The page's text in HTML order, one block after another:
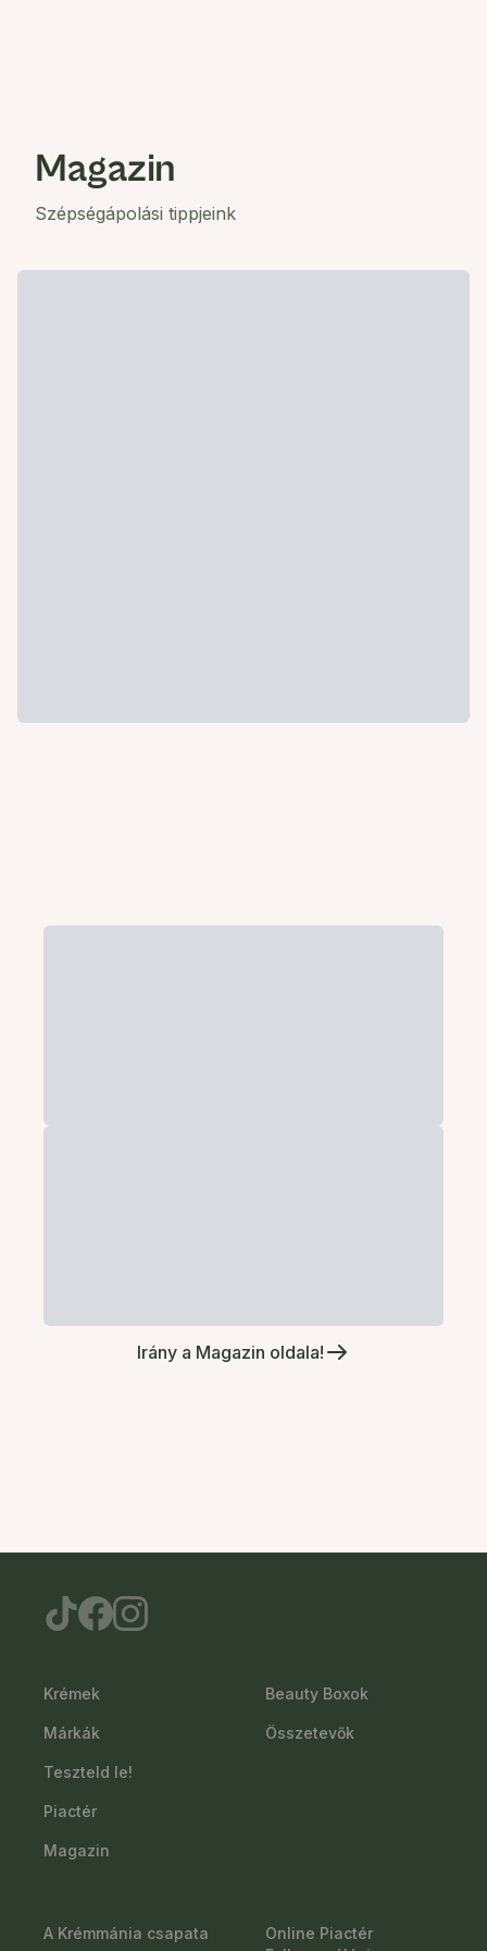
Magazin
Szépségápolási tippjeink
Irány a Magazin oldala!
Krémek
Márkák
Teszteld le!
Piactér
Magazin
Beauty Boxok
Összetevők
A Krémmánia csapata
Online Piactér